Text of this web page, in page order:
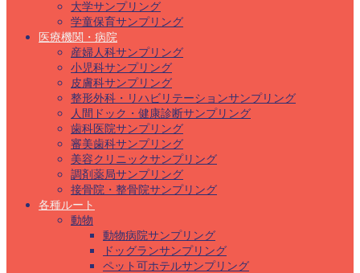
大学サンプリング
学童保育サンプリング
医療機関・病院
産婦人科サンプリング
小児科サンプリング
皮膚科サンプリング
整形外科・リハビリテーションサンプリング
人間ドック・健康診断サンプリング
歯科医院サンプリング
審美歯科サンプリング
美容クリニックサンプリング
調剤薬局サンプリング
接骨院・整骨院サンプリング
各種ルート
動物
動物病院サンプリング
ドッグランサンプリング
ペット可ホテルサンプリング